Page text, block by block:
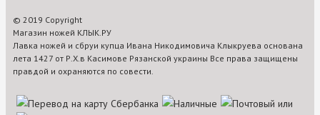
© 2019 Copyright
Магазин ножей КЛЫК.РУ
Лавка ножей и сбруи купца Ивана Никодимовича Клыкруева основана
лета 1427 от Р.Х.в Касимове Рязанской украины Все права защищены
правдой и охраняются по совести.